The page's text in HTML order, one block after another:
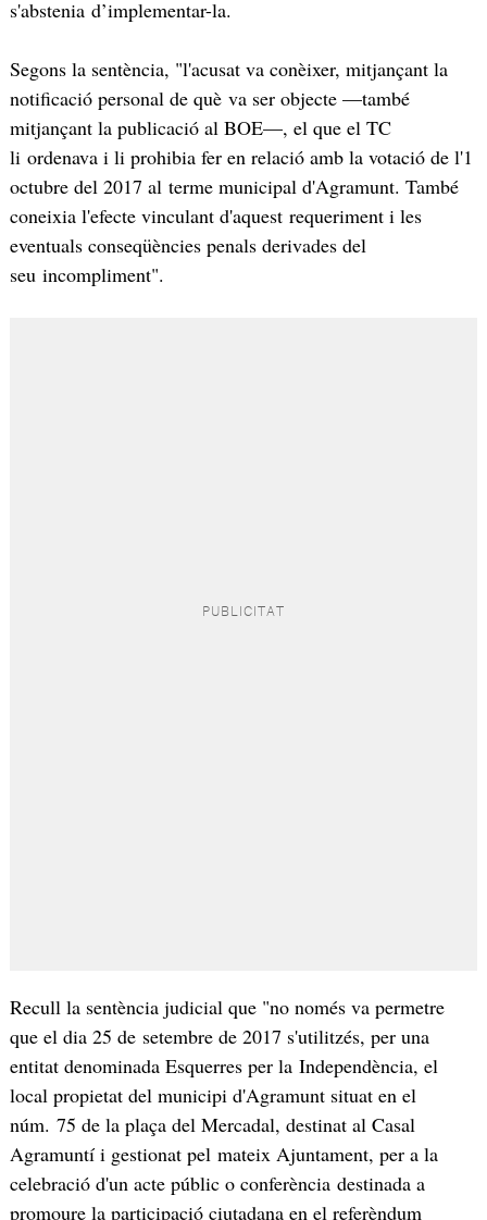
s'abstenia d’implementar-la.
Segons la sentència, "l'acusat va conèixer, mitjançant la
notificació personal de què va ser objecte —també
mitjançant la publicació al BOE—, el que el TC
li ordenava i li prohibia fer en relació amb la votació de l'1
octubre del 2017 al terme municipal d'Agramunt. També
coneixia l'efecte vinculant d'aquest requeriment i les
eventuals conseqüències penals derivades del
seu incompliment".
Recull la sentència judicial que "no només va permetre
que el dia 25 de setembre de 2017 s'utilitzés, per una
entitat denominada Esquerres per la Independència, el
local propietat del municipi d'Agramunt situat en el
núm. 75 de la plaça del Mercadal, destinat al Casal
Agramuntí i gestionat pel mateix Ajuntament, per a la
celebració d'un acte públic o conferència destinada a
promoure la participació ciutadana en el referèndum